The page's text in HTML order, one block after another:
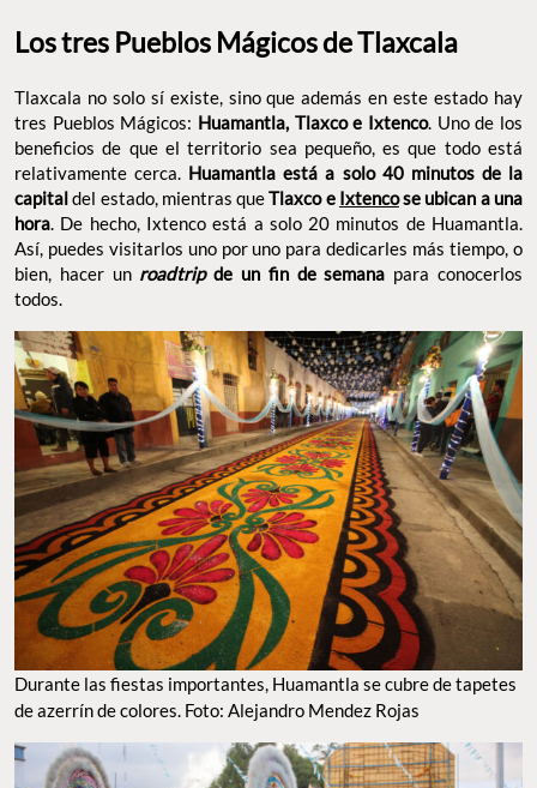
Los tres Pueblos Mágicos de Tlaxcala
Tlaxcala no solo sí existe, sino que además en este estado hay
tres Pueblos Mágicos: Huamantla, Tlaxco e Ixtenco. Uno de los
beneficios de que el territorio sea pequeño, es que todo está
relativamente cerca. Huamantla está a solo 40 minutos de la
capital del estado, mientras queTlaxco e Ixtencose ubican a una
hora. De hecho, Ixtenco está a solo 20 minutos de Huamantla.
Así, puedes visitarlos uno por uno para dedicarles más tiempo, o
bien, hacer un roadtripde un fin de semana para conocerlos
todos.
Durante las fiestas importantes, Huamantla se cubre de tapetes
de azerrín de colores. Foto: Alejandro Mendez Rojas